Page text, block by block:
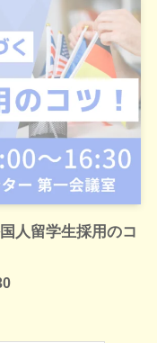
人留学生採用のコ